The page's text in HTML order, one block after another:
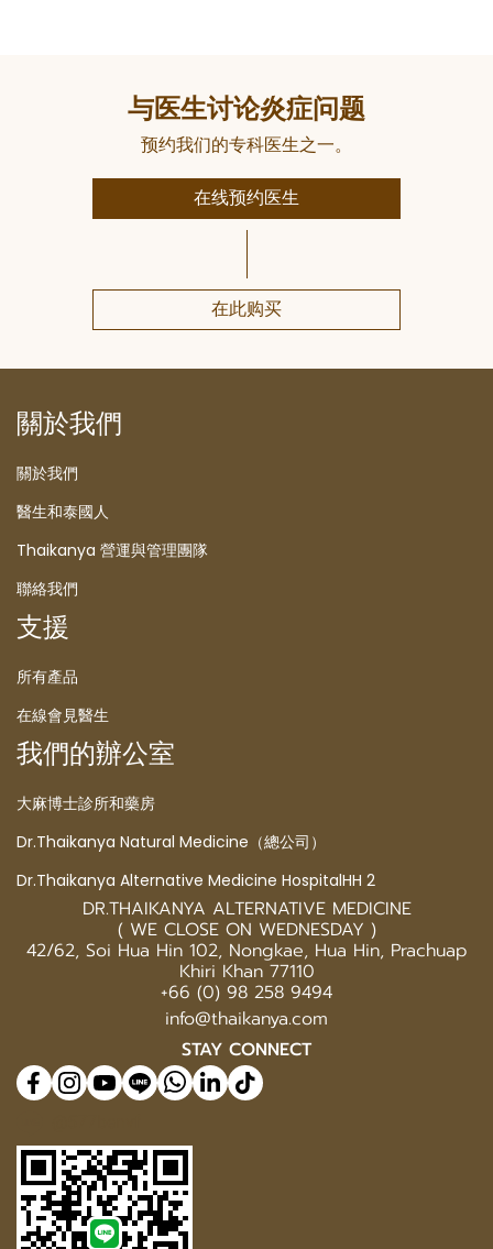
与医生讨论炎症问题
预约我们的专科医生之一。
在线预约医生
在此购买
關於我們
關於我們
醫生和泰國人
Thaikanya 營運與管理團隊
聯絡我們
支援
所有產品
在線會見醫生
我們的辦公室
大麻博士診所和藥房
Dr.Thaikanya Natural Medicine（總公司）
Dr.Thaikanya Alternative Medicine HospitalHH 2
DR.THAIKANYA ALTERNATIVE MEDICINE
( WE CLOSE ON WEDNESDAY )
42/62, Soi Hua Hin 102, Nongkae, Hua Hin, Prachuap
Khiri Khan 77110
+66 (0) 98 258 9494
info@thaikanya.com
STAY CONNECT